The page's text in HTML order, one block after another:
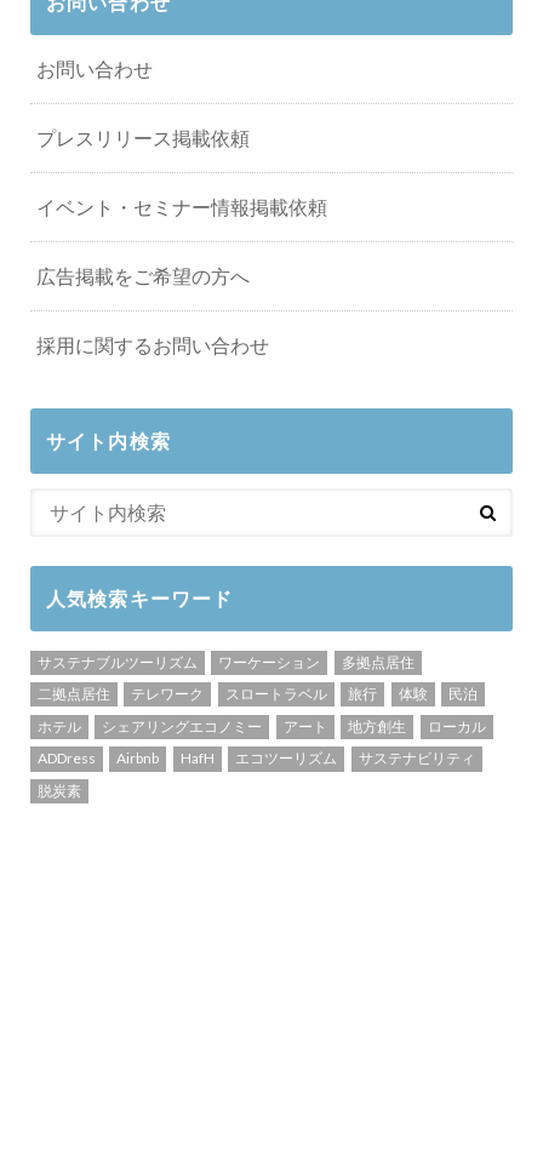
お問い合わせ
プレスリリース掲載依頼
イベント・セミナー情報掲載依頼
広告掲載をご希望の方へ
採用に関するお問い合わせ
サイト内検索
人気検索キーワード
サステナブルツーリズム ワーケーション
多拠点居住
二拠点居住
テレワーク スロートラベル 旅行 体験
民泊
ホテル
シェアリングエコノミー アート 地方創生
ローカル
ADDress
Airbnb HafH エコツーリズム
サステナビリティ
脱炭素